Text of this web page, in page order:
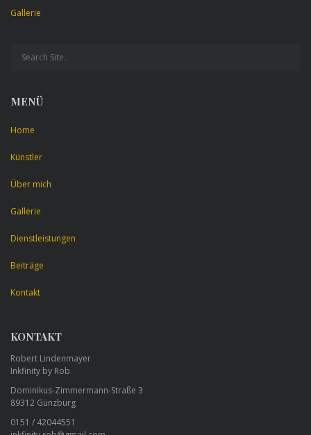
Gallerie
MENÜ
Home
Künstler
Über mich
Gallerie
Dienstleistungen
Beiträge
Kontakt
KONTAKT
Robert Lindenmayer
Inkfinity by Rob
Dominikus-Zimmermann-Straße 3
89312 Günzburg
0151 / 42044551